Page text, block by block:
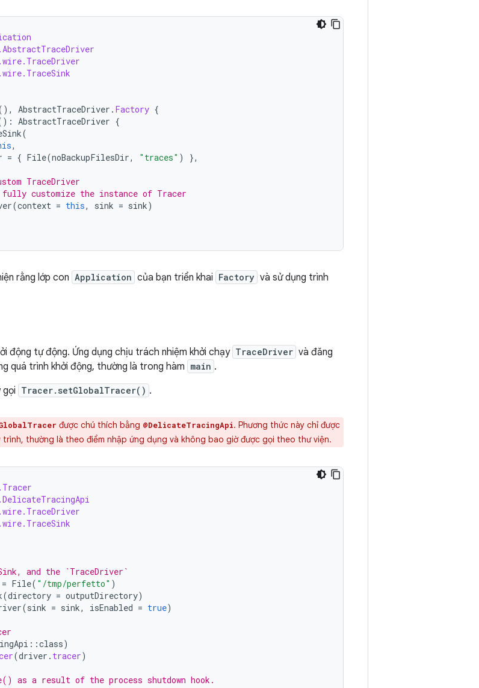
AbstractTraceDriver . Factory {
AbstractTraceDriver {
(
,
= { File(noBackupFilesDir, "traces" )
},
TraceDriver
customize the instance of Tracer
(context = this, sink = sink)
rằng lớp con Application của bạn triển khai Factory và sử dụng trình
động tự động. Ứng dụng chịu trách nhiệm khởi chạy TraceDriver và đăng
quá trình khởi động, thường là trong hàm main .
Tracer.setGlobalTracer() .
được chú thích bằng @DelicateTracingApi. Phương thức này chỉ được
thường là theo điểm nhập ứng dụng và không bao giờ được gọi theo thư viện.
and the `TraceDriver`
= File( "/tmp/perfetto" )
(directory = outputDirectory)
(sink = sink, isEnabled = true)
::class)
(driver . tracer)
as a result of the process shutdown hook.